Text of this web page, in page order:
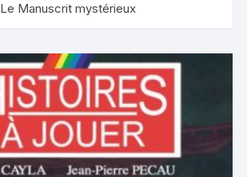
Le Manuscrit mystérieux